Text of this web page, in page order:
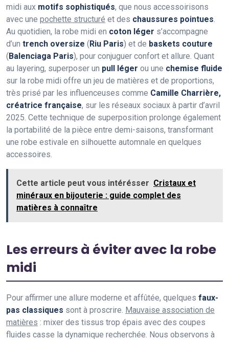
midi aux motifs sophistiqués, que nous accessoirisons
avec une pochette structuré et des chaussures pointues
Au quotidien, la robe midi en coton léger s’accompagne
d’un trench oversize (Riu Paris) et de baskets couture
(Balenciaga Paris), pour conjuguer confort et allure. Quant
au layering, superposer un pull léger ou une chemise fluide
sur la robe midi offre un jeu de matières et de proportions,
très prisé par les influenceuses comme Camille Charrière,
créatrice française, sur les réseaux sociaux à partir d’avril
2025. Cette technique de superposition prolonge également
la portabilité de la pièce entre demi-saisons, transformant
une robe estivale en silhouette automnale en quelques
accessoires.
Cette article peut vous intérésser Cristaux et
minéraux en bijouterie : guide complet des
matières à connaître
Les erreurs à éviter avec la robe
midi
Pour affirmer une allure moderne et affûtée, quelques faux-
pas classiques sont à proscrire. Mauvaise association de
matières : mixer des tissus trop épais avec des coupes
fluides casse la dynamique recherchée. Nous observons à